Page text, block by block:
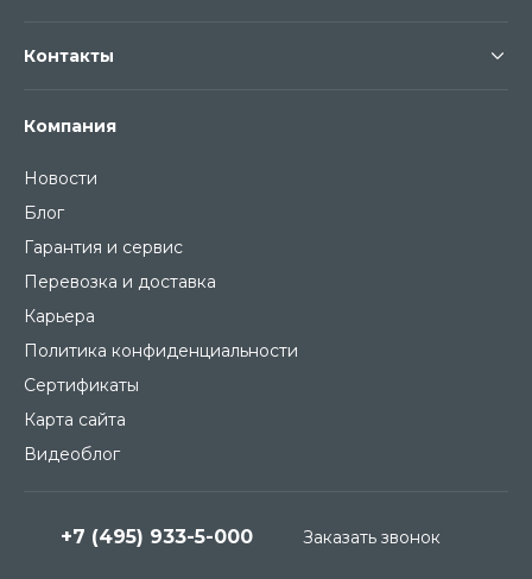
Компания
Новости
Блог
Гарантия и сервис
Перевозка и доставка
Карьера
Политика конфиденциальности
Сертификаты
Карта сайта
Видеоблог
Контакты
+7 (495) 933-5-000 Заказать звонок